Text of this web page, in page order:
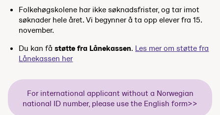
Folkehøgskolene har ikke søknadsfrister, og tar imot
søknader hele året. Vi begynner å ta opp elever fra 15.
november.
Du kan fåstøtte fra Lånekassen. Les mer om støtte fra
Lånekassen her
For international applicant without a Norwegian
national ID number, please use the English form>>